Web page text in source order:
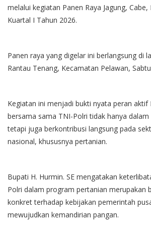
melalui kegiatan Panen Raya Jagung, Cabe,
Kuartal I Tahun 2026.
Panen raya yang digelar ini berlangsung di
Rantau Tenang, Kecamatan Pelawan,
Kegiatan ini menjadi bukti nyata peran aktif
bersama sama TNI-Polri tidak hanya
tetapi juga berkontribusi langsung pada
nasional, khususnya pertanian.
Bupati H. Hurmin. SE mengatakan
Polri dalam program pertanian merupakan
konkret terhadap kebijakan pemerintah
mewujudkan kemandirian pangan.